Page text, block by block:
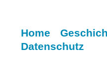
Home
Datenschutz